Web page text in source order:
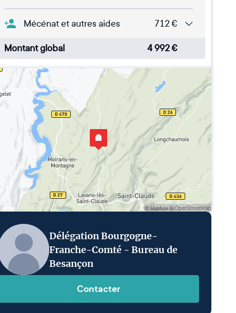
Mécénat et autres aides 712 €
Montant global 4 992€
Délégation Bourgogne-
Franche-Comté - Bureau de
Besançon
Contacter